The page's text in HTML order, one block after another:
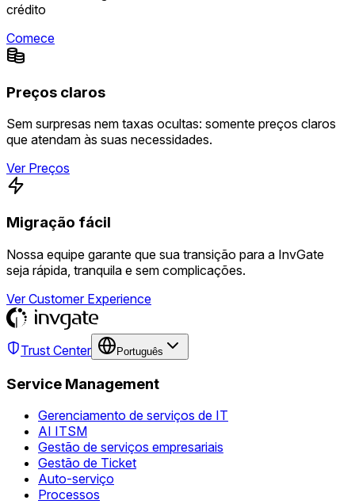
crédito
Comece
Preços claros
Sem surpresas nem taxas ocultas: somente preços claros
que atendam às suas necessidades.
Ver Preços
Migração fácil
Nossa equipe garante que sua transição para a InvGate
seja rápida, tranquila e sem complicações.
Ver Customer Experience
Trust Center Português
Service Management
Gerenciamento de serviços de IT
AI ITSM
Gestão de serviços empresariais
Gestão de Ticket
Auto-serviço
Processos